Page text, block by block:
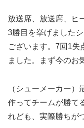
放送席、放送席、ヒ
3勝目を挙げました
ございます。7回1失
ました。まず今のお
（シューメーカー
作ってチームが勝て
れども、実際勝ちが